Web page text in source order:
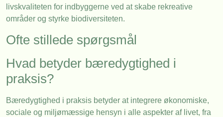
livskvaliteten for indbyggerne ved at skabe rekreative
områder og styrke biodiversiteten.
Ofte stillede spørgsmål
Hvad betyder bæredygtighed i
praksis?
Bæredygtighed i praksis betyder at integrere økonomiske,
sociale og miljømæssige hensyn i alle aspekter af livet, fra